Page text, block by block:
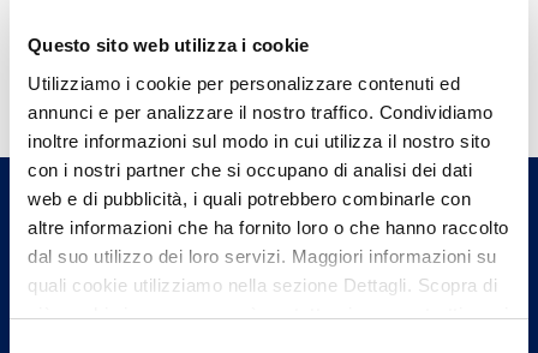
Questo sito web utilizza i cookie
Utilizziamo i cookie per personalizzare contenuti ed
annunci e per analizzare il nostro traffico. Condividiamo
inoltre informazioni sul modo in cui utilizza il nostro sito
con i nostri partner che si occupano di analisi dei dati
web e di pubblicità, i quali potrebbero combinarle con
altre informazioni che ha fornito loro o che hanno raccolto
dal suo utilizzo dei loro servizi. Maggiori informazioni su
quali cookie utilizziamo nella sezione Dettagli. Scopra di
più su chi siamo, come può contattarci e come trattiamo i
Hai bisogno di
informazioni?
Trova l'Agenzia più vicina a te e parla con
un nostro Agente.
Contattaci